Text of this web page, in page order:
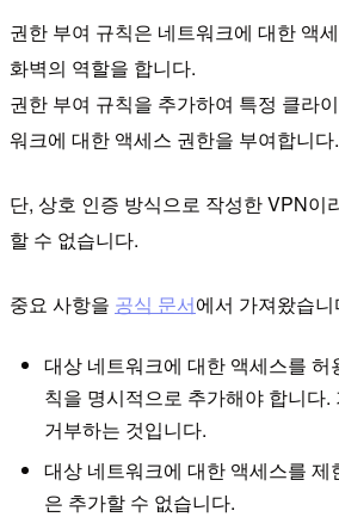
권한 부여 규칙은 네트워크에 대한 액
화벽의 역할을 합니다.
권한 부여 규칙을 추가하여 특정 클라
워크에 대한 액세스 권한을 부여합니다.
단, 상호 인증 방식으로 작성한 VPN이
할 수 없습니다.
중요 사항을 공식 문서에서 가져왔습니
대상 네트워크에 대한 액세스를 허
칙을 명시적으로 추가해야 합니다
거부하는 것입니다.
대상 네트워크에 대한 액세스를 제
은 추가할 수 없습니다.